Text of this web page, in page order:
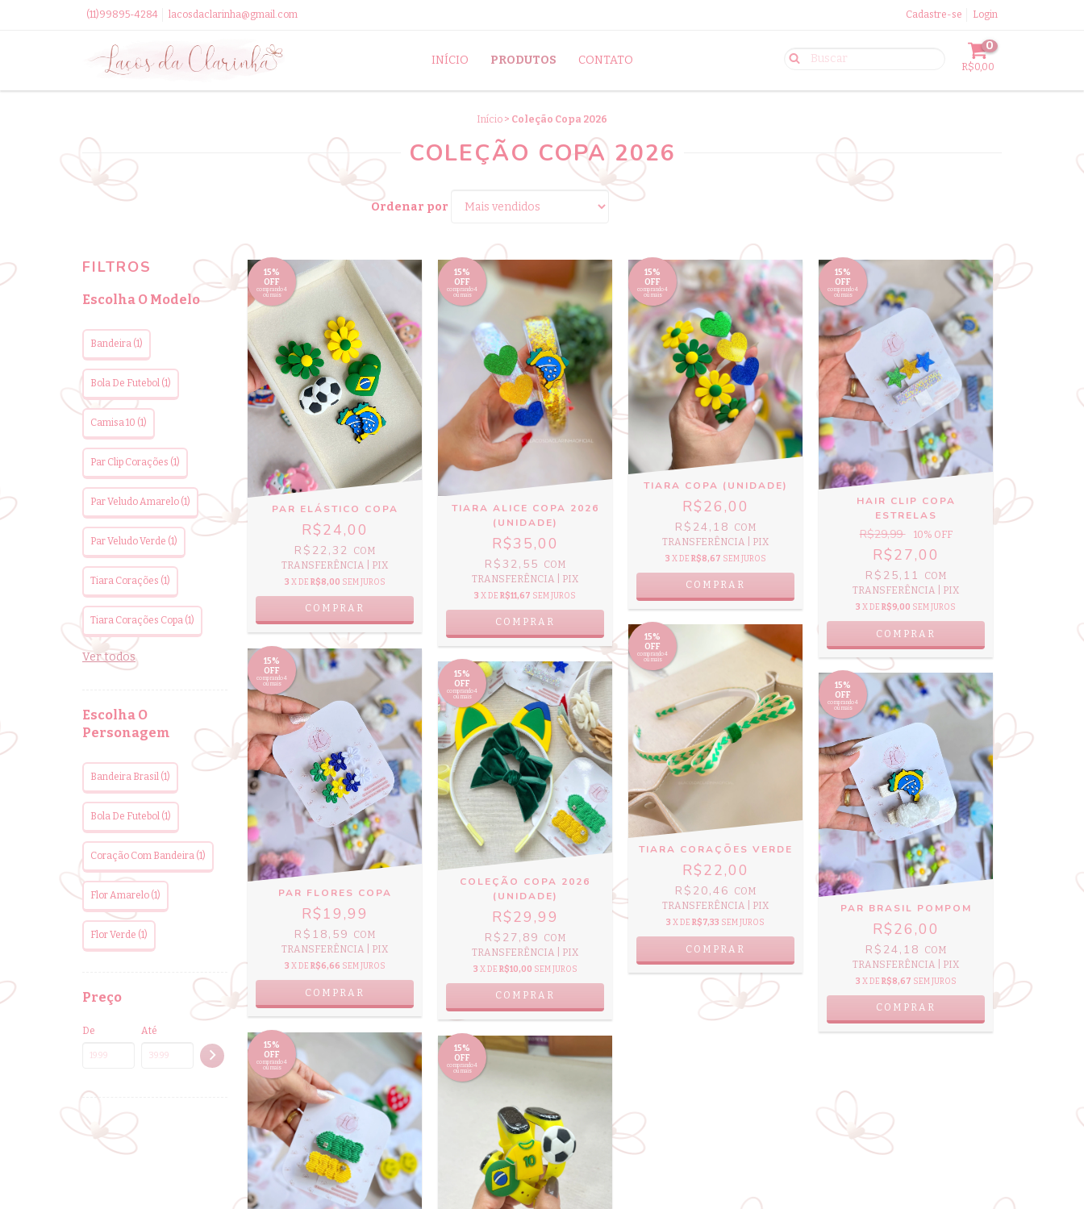
(11)99895-4284 lacosdaclarinha@gmail.com Cadastre-se Login
INÍCIO PRODUTOS CONTATO
0
R$0,00
Início > Coleção Copa 2026
COLEÇÃO COPA 2026
Ordenar por
FILTROS
Escolha O Modelo
Bandeira (1)
Bola De Futebol (1)
Camisa 10 (1)
Par Clip Corações (1)
Par Veludo Amarelo (1)
Par Veludo Verde (1)
Tiara Corações (1)
Tiara Corações Copa (1)
Ver todos
Escolha O
Personagem
Bandeira Brasil (1)
Bola De Futebol (1)
Coração Com Bandeira (1)
Flor Amarelo (1)
Flor Verde (1)
Preço
De Até
15%
OFF
comprando 4
ou mais
PAR ELÁSTICO COPA
R$24,00
R$22,32
COM
TRANSFERÊNCIA | PIX
3 X DE R$8,00 SEM JUROS
COMPRAR
15%
OFF
comprando 4
ou mais
TIARA ALICE COPA 2026
(UNIDADE)
R$35,00
R$32,55
COM
TRANSFERÊNCIA | PIX
3 X DER$11,67 SEM JUROS
COMPRAR
15%
OFF
comprando 4
ou mais
TIARA COPA (UNIDADE)
R$26,00
R$24,18
COM
TRANSFERÊNCIA | PIX
3 X DE R$8,67 SEM JUROS
COMPRAR
15%
OFF
comprando 4
ou mais
HAIR CLIP COPA
ESTRELAS
R$29,99 10% OFF
R$27,00
R$25,11
COM
TRANSFERÊNCIA | PIX
3 X DER$9,00 SEM JUROS
15%
OFF
comprando 4
ou mais
PAR FLORES COPA
R$19,99
R$18,59
COM
TRANSFERÊNCIA | PIX
3 X DE R$6,66 SEM JUROS
15%
OFF
comprando 4
ou mais
COLEÇÃO COPA 2026
(UNIDADE)
R$29,99
R$27,89
COM
TRANSFERÊNCIA | PIX
3 X DE R$10,00 SEM JUROS
COMPRAR
15%
OFF
comprando 4
ou mais
TIARA CORAÇÕES VERDE
R$22,00
R$20,46
COM
TRANSFERÊNCIA | PIX
3 X DER$7,33 SEM JUROS
15%
OFF
comprando 4
ou mais
PAR BRASIL POMPOM
R$26,00
R$24,18
COM
TRANSFERÊNCIA | PIX
3 X DE R$8,67 SEM JUROS
15%
OFF
comprando 4
ou mais
15%
OFF
comprando 4
ou mais